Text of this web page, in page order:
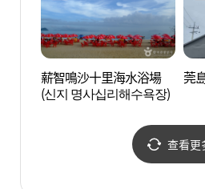
薪智鳴沙十里海水浴場
(신지 명사십리해수욕장)
莞
查看更